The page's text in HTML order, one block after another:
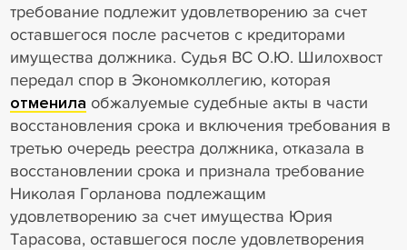
требование подлежит удовлетворению за счет
оставшегося после расчетов с кредиторами
имущества должника. Судья ВС О.Ю. Шилохвост
передал спор в Экономколлегию, которая
отменила обжалуемые судебные акты в части
восстановления срока и включения требования в
третью очередь реестра должника, отказала в
восстановлении срока и признала требование
Николая Горланова подлежащим
удовлетворению за счет имущества Юрия
Тарасова, оставшегося после удовлетворения